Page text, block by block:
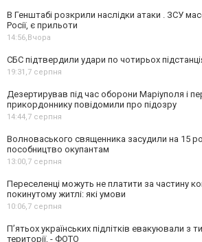
В Генштабі розкрили наслідки атаки . ЗСУ
Росії, є прильоти
14:56,Вчора
СБС підтвердили удари по чотирьох
19:31,7 серпня
Дезертирував під час оборони Маріуполя і
прикордоннику повідомили про підозру
14:44,7 серпня
Волноваського священника засудили на 15
пособництво окупантам
13:00,7 серпня
Переселенці можуть не платити за частину
покинутому житлі: які умови
10:06,7 серпня
П’ятьох українських підлітків евакуювали з
території, - ФОТО